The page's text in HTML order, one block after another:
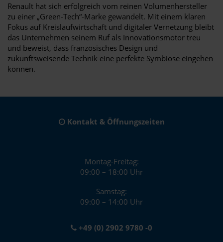
Renault hat sich erfolgreich vom reinen Volumenhersteller
zu einer „Green-Tech“-Marke gewandelt. Mit einem klaren
Fokus auf Kreislaufwirtschaft und digitaler Vernetzung bleibt
das Unternehmen seinem Ruf als Innovationsmotor treu
und beweist, dass französisches Design und
zukunftsweisende Technik eine perfekte Symbiose eingehen
können.
Kontakt & Öffnungszeiten
Montag-Freitag:
09:00 – 18:00 Uhr
Samstag:
09:00 – 14:00 Uhr
+49 (0) 2902 9780 -0